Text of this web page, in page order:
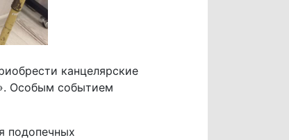
канцелярские
Особым событием
подопечных